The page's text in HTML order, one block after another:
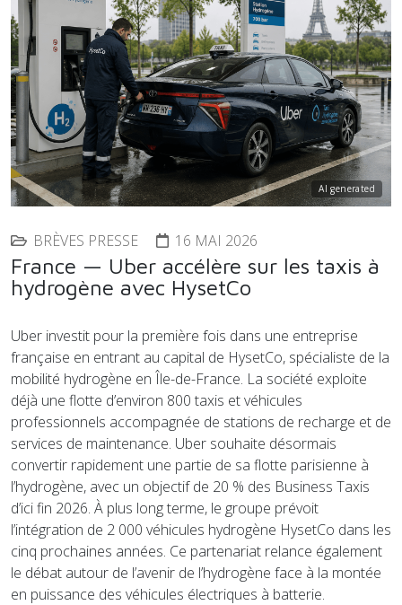
AI generated
BRÈVES PRESSE 16 MAI 2026
France — Uber accélère sur les taxis à
hydrogène avec HysetCo
Uber investit pour la première fois dans une entreprise
française en entrant au capital de HysetCo, spécialiste de la
mobilité hydrogène en Île-de-France. La société exploite
déjà une flotte d’environ 800 taxis et véhicules
professionnels accompagnée de stations de recharge et de
services de maintenance. Uber souhaite désormais
convertir rapidement une partie de sa flotte parisienne à
l’hydrogène, avec un objectif de 20 % des Business Taxis
d’ici fin 2026. À plus long terme, le groupe prévoit
l’intégration de 2 000 véhicules hydrogène HysetCo dans les
cinq prochaines années. Ce partenariat relance également
le débat autour de l’avenir de l’hydrogène face à la montée
en puissance des véhicules électriques à batterie.